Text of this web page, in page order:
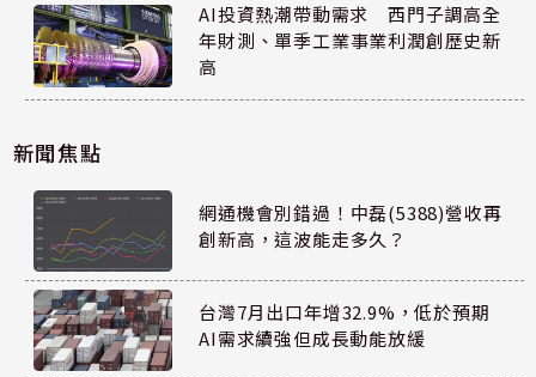
AI投資熱潮帶動需求 西門子調高全
年財測、單季工業事業利潤創歷史新
高
新聞焦點
網通機會別錯過！中磊(5388)營收再
創新高，這波能走多久？
台灣7月出口年增32.9%，低於預期
AI需求續強但成長動能放緩